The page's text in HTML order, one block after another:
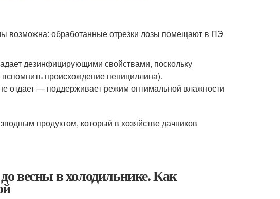
возможна: обработанные отрезки лозы помещают в ПЭ
дезинфицирующими свойствами, поскольку
происхождение пенициллина).
отдает — поддерживает режим оптимальной влажности
продуктом, который в хозяйстве дачников
весны в холодильнике. Как